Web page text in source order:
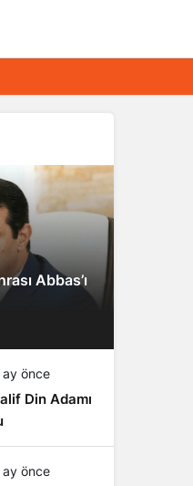
Abbas’ı
ay önce
Din Adamı
ay önce